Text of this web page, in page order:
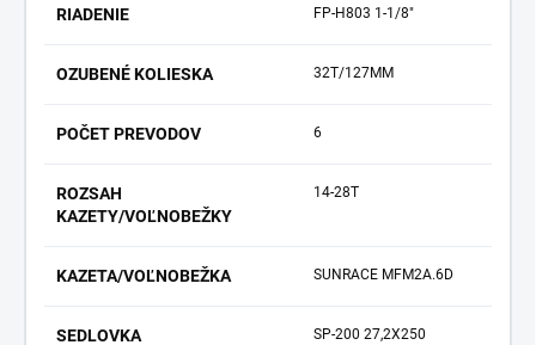
RIADENIE FP-H803 1-1/8"
OZUBENÉ KOLIESKA 32T/127MM
POČET PREVODOV 6
ROZSAH
KAZETY/VOĽNOBEŽKY
14-28T
KAZETA/VOĽNOBEŽKA SUNRACE MFM2A.6D
SEDLOVKA SP-200 27,2X250